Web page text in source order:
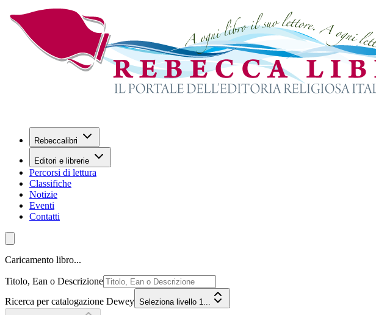
Rebeccalibri
Editori e librerie
Percorsi di lettura
Classifiche
Notizie
Eventi
Contatti
Caricamento libro...
Titolo, Ean o Descrizione
Ricerca per catalogazione Dewey Seleziona livello 1...